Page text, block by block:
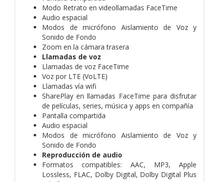
Modo Retrato en videollamadas FaceTime
Audio espacial
Modos de micrófono Aislamiento de Voz y
Sonido de Fondo
Zoom en la cámara trasera
Llamadas de voz
Llamadas de voz FaceTime
Voz por LTE (VoLTE)
Llamadas vía wifi
SharePlay en llamadas FaceTime para disfrutar
de películas, series, música y apps en compañía
Pantalla compartida
Audio espacial
Modos de micrófono Aislamiento de Voz y
Sonido de Fondo
Reproducción de audio
Formatos compatibles: AAC, MP3, Apple
Lossless, FLAC, Dolby Digital, Dolby Digital Plus